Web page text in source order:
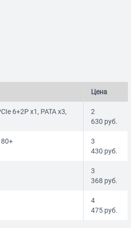
Цена
6+2P x1, PATA x3,
2
630 руб.
80+
3
430 руб.
3
368 руб.
4
475 руб.